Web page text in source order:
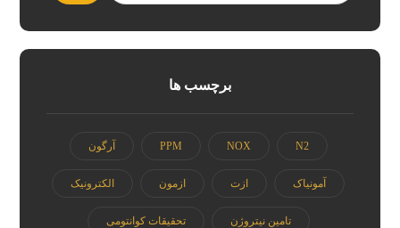
برچسب ها
N2
NOX
PPM آرگون
آمونیاک ازت ازمون الکترونیک
تامین نیتروژن تحقیقات کوانتومی